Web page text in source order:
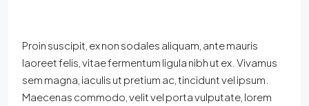
Proin suscipit, ex non sodales aliquam, ante mauris
laoreet felis, vitae fermentum ligula nibh ut ex. Vivamus
sem magna, iaculis ut pretium ac, tincidunt vel ipsum.
Maecenas commodo, velit vel porta vulputate, lorem